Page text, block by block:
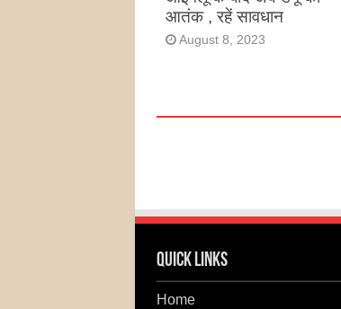
आतंक , रहें सावधान
August 8, 2023
Quick Links
Home